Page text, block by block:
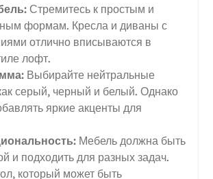
Стремитесь к простым и
формам. Кресла и диваны с
отлично вписываются в
лофт.
Выбирайте нейтральные
серый, черный и белый. Однако
яркие акценты для
Мебель должна быть
и подходить для разных задач.
который может быть